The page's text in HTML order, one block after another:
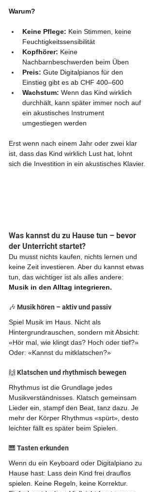
Warum?
Keine Pflege: Kein Stimmen, keine
Feuchtigkeitssensibilität
Kopfhörer: Keine
Nachbarnbeschwerden beim Üben
Preis: Gute Digitalpianos für den
Einstieg gibt es ab CHF 400–600
Wachstum: Wenn das Kind wirklich
durchhält, kann später immer noch auf
ein akustisches Instrument
umgestiegen werden
Erst wenn nach einem Jahr oder zwei klar
ist, dass das Kind wirklich Lust hat, lohnt
sich die Investition in ein akustisches Klavier.
Was kannst du zu Hause tun – bevor
der Unterricht startet?
Du musst nichts kaufen, nichts lernen und
keine Zeit investieren. Aber du kannst etwas
tun, das wichtiger ist als alles andere:
Musik in den Alltag integrieren.
🎶 Musik hören – aktiv und passiv
Spiel Musik im Haus. Nicht als
Hintergrundrauschen, sondern mit Absicht:
«Hör mal, wie klingt das? Hoch oder tief?»
Oder: «Kannst du mitklatschen?»
🙌 Klatschen und rhythmisch bewegen
Rhythmus ist die Grundlage jedes
Musikverständnisses. Klatsch gemeinsam
Lieder ein, stampf den Beat, tanz dazu. Je
mehr der Körper Rhythmus «spürt», desto
leichter fällt es später beim Spielen.
🎹 Tasten erkunden
Wenn du ein Keyboard oder Digitalpiano zu
Hause hast: Lass dein Kind frei drauflos
spielen. Keine Regeln, keine Korrektur.